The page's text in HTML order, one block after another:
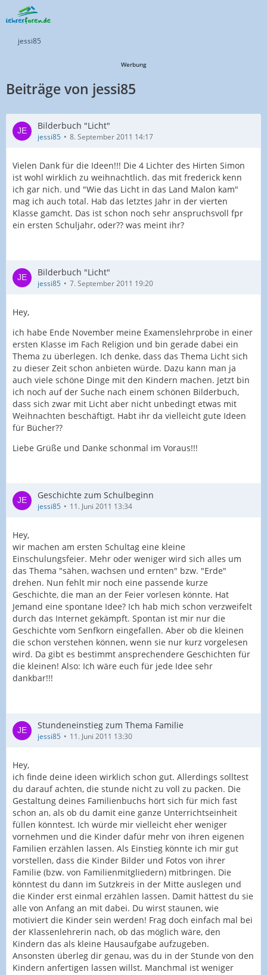
jessi85
Werbung
Beiträge von jessi85
Bilderbuch "Licht"
jessi85 8. September 2011 14:17
Vielen Dank für die Ideen!!! Die 4 Lichter des Hirten Simon
ist wohl wirklich zu weihnachtlich. das mit frederick kenn
ich gar nich. und "Wie das Licht in das Land Malon kam"
mag ich auch total. Hab das letztes Jahr in der vierten
Klasse gamcht. Das ist schon noch sehr anspruchsvoll fpr
ein ersten Schuljahr, oder?? was meint ihr?
Bilderbuch "Licht"
jessi85 7. September 2011 19:20
Hey,
ich habe Ende November meine Examenslehrprobe in einer
ersten Klasse im Fach Religion und bin gerade dabei ein
Thema zu überlegen. Ich denke, dass das Thema Licht sich
zu dieser Zeit schon anbieten würde. Dazu kann man ja
auch viele schöne Dinge mit den Kindern machen. Jetzt bin
ich noch auf der Suche nach einem schönen Bilderbuch,
dass sich zwar mit Licht aber nicht unbedingt etwas mit
Weihnachten beschäftigt. Habt ihr da vielleicht gute Ideen
für Bücher??
Liebe Grüße und Danke schonmal im Voraus!!!
Geschichte zum Schulbeginn
jessi85 11. Juni 2011 13:34
Hey,
wir machen am ersten Schultag eine kleine
Einschulungsfeier. Mehr oder weniger wird sich alles um
das Thema "sähen, wachsen und ernten" bzw. "Erde"
drehen. Nun fehlt mir noch eine passende kurze
Geschichte, die man an der Feier vorlesen könnte. Hat
Jemand eine spontane Idee? Ich hab mich schon verzweifelt
durch das Internet gekämpft. Spontan ist mir nur die
Geschichte vom Senfkorn eingefallen. Aber ob die kleinen
die schon verstehen können, wenn sie nur kurz vorgelesen
wird. Da gibt es bestimmt ansprechendere Geschichten für
die kleinen! Also: Ich wäre euch für jede Idee sehr
dankbar!!!
Stundeneinstieg zum Thema Familie
jessi85 11. Juni 2011 13:30
Hey,
ich finde deine ideen wirklich schon gut. Allerdings solltest
du darauf achten, die stunde nicht zu voll zu packen. Die
Gestaltung deines Familienbuchs hört sich für mich fast
schon an, als ob du damit eine ganze Unterrichtseinheit
füllen könntest. Ich würde mir vielleicht eher weniger
vornehmen und die Kinder dafür mehr von ihren eigenen
Familien erzählen lassen. Als Einstieg könnte ich mir gut
vorstellen, dass die Kinder Bilder und Fotos von ihrer
Familie (bzw. von Familienmitgliedern) mitbringen. Die
könntest du dann im Sutzkreis in der Mitte auslegen und
die Kinder erst einmal erzählen lassen. Damit hättest du sie
alle von Anfang an mit dabei. Du wirst staunen, wie
motiviert die Kinder sein werden! Frag doch einfach mal bei
der Klassenlehrerin nach, ob das möglich wäre, den
Kindern das als kleine Hausaufgabe aufzugeben.
Ansonsten überleg dir genau, was du in der Stunde von den
Kindern anfertigen lassen willst. Manchmal ist weniger